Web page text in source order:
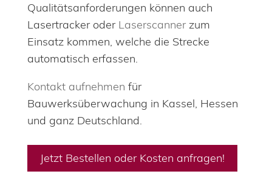
Qualitätsanforderungen können auch
Lasertracker oder Laserscannerzum
Einsatz kommen, welche die Strecke
automatisch erfassen.
Kontakt aufnehmen für
Bauwerksüberwachung in Kassel, Hessen
und ganz Deutschland.
Jetzt Bestellen oder Kosten anfragen!